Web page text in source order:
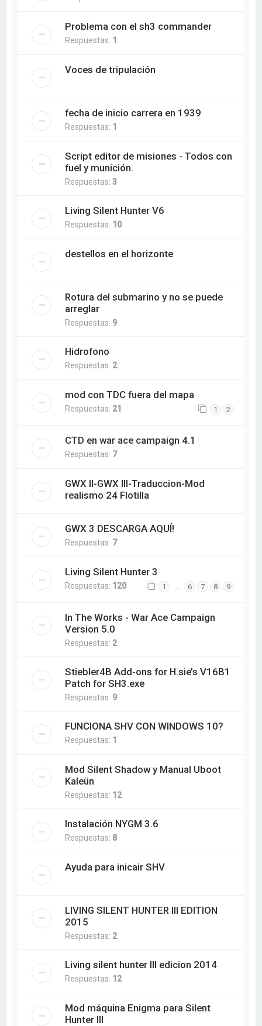
Problema con el sh3 commander
Respuestas: 1
Voces de tripulación
fecha de inicio carrera en 1939
Respuestas: 1
Script editor de misiones - Todos con
fuel y munición.
Respuestas:3
Living Silent Hunter V6
Respuestas: 10
destellos en el horizonte
Rotura del submarino y no se puede
arreglar
Respuestas: 9
Hidrofono
Respuestas: 2
mod con TDC fuera del mapa
Respuestas: 21 1 2
CTD en war ace campaign 4.1
Respuestas: 7
GWX II-GWX III-Traduccion-Mod
realismo 24 Flotilla
GWX 3 DESCARGA AQUÍ!
Respuestas: 7
Living Silent Hunter 3
Respuestas: 120 1 6 7 8 9
In The Works - War Ace Campaign
Version 5.0
Respuestas: 2
Stiebler4B Add-ons for H.sie’s V16B1
Patch for SH3.exe
Respuestas: 9
FUNCIONA SHV CON WINDOWS 10?
Respuestas: 1
Mod Silent Shadow y Manual Uboot
Kaleün
Respuestas: 12
Instalación NYGM 3.6
Respuestas: 8
Ayuda para inicair SHV
LIVING SILENT HUNTER III EDITION
2015
Respuestas: 2
Living silent hunter III edicion 2014
Respuestas: 12
Mod máquina Enigma para Silent
Hunter III